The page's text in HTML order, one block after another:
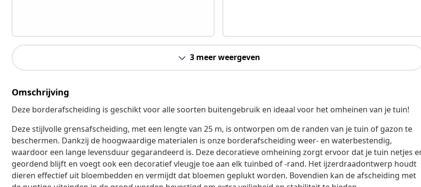
3 meer weergeven
Omschrijving
Deze borderafscheiding is geschikt voor alle soorten buitengebruik en ideaal voor het omheinen van je tuin!
Deze stijlvolle grensafscheiding, met een lengte van 25 m, is ontworpen om de randen van je tuin of gazon te
beschermen. Dankzij de hoogwaardige materialen is onze borderafscheiding weer- en waterbestendig,
waardoor een lange levensduur gegarandeerd is. Deze decoratieve omheining zorgt ervoor dat je tuin netjes
geordend blijft en voegt ook een decoratief vleugje toe aan elk tuinbed of -rand. Het ijzerdraadontwerp houdt
dieren effectief uit bloembedden en vermijdt dat bloemen geplukt worden. Bovendien kan de afscheiding met